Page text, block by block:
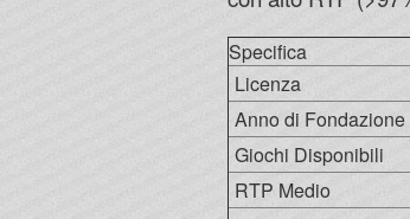
Specifica
Licenza
Anno di Fondazione
Giochi Disponibili
RTP Medio